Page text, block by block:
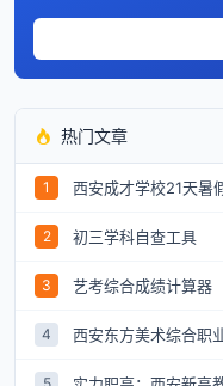
热门文章
1 西安成才学校21天暑
2 初三学科自查工具
3 艺考综合成绩计算器
4 西安东方美术综合职